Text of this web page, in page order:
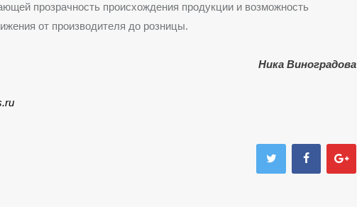
прозрачность происхождения продукции и возможность
от производителя до розницы.
Ника Виноградова